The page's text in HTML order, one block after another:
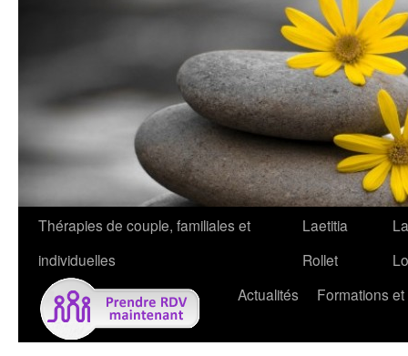
Thérapies de couple, familiales et
individuelles
Laetitia
Rollet
Actualités
Formations